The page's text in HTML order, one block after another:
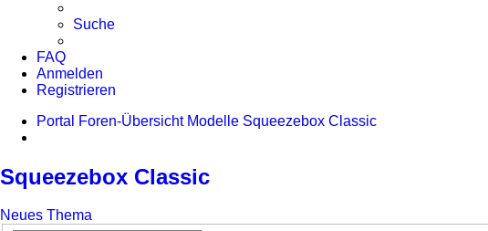
Suche
FAQ
Anmelden
Registrieren
Portal
Foren-Übersicht Modelle Squeezebox Classic
Squeezebox Classic
Neues Thema